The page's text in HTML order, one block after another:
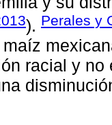
). Perales y
racial y